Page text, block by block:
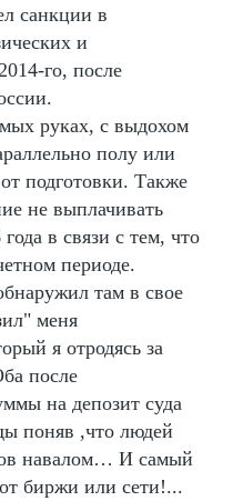
санкции в
и
го, после
руках, с выдохом
полу или
подготовки. Также
не выплачивать
в связи с тем, что
периоде.
там в свое
меня
я отродясь за
после
на депозит суда
поняв ,что людей
навалом… И самый
биржи или сети!...